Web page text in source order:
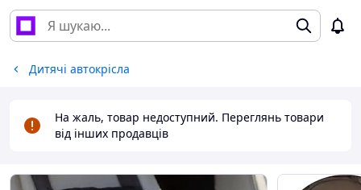
Дитячі автокрісла
На жаль, товар недоступний. Переглянь товари
від інших продавців